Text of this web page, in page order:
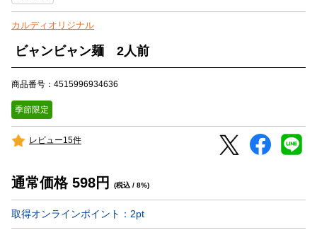
カルディオリジナル
ビャンビャン麺 2人前
商品番号：4515996934636
季節限定
レビュー15件
通常価格 598円 (税込 / 8%)
取得オンラインポイント： 2pt